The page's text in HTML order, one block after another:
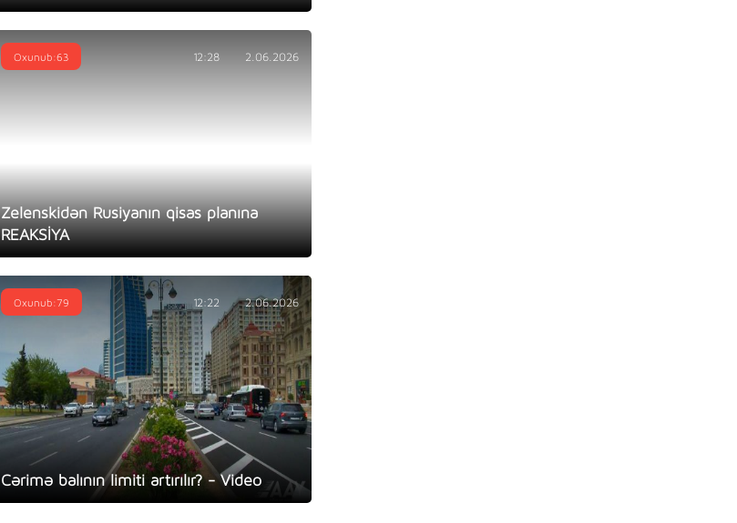
Zelenskidən Rusiyanın qisas planına
REAKSİYA
Oxunub:63 12:28 2.06.2026
Cərimə balının limiti artırılır? - Video
Oxunub:79 12:22 2.06.2026